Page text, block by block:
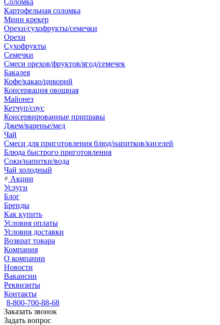
Соломка
Картофельная соломка
Мини крекер
Орехи/сухофрукты/семечки
Орехи
Сухофрукты
Семечки
Смеси орехов/фруктов/ягод/семечек
Бакалея
Кофе/какао/цикорий
Консервация овощная
Майонез
Кетчуп/соус
Консервированные приправы
Джем/варенье/мед
Чай
Смеси для приготовления блюд/напитков/киселей
Блюда быстрого приготовления
Соки/напитки/вода
Чай холодный
Акции
Услуги
Блог
Бренды
Как купить
Условия оплаты
Условия доставки
Возврат товара
Компания
О компании
Новости
Вакансии
Реквизиты
Контакты
8-800-700-88-68
Заказать звонок
Задать вопрос